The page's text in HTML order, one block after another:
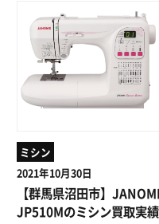
ミシン
2021年10月30日
【群馬県沼田市】
JP510Mのミシン買取実績